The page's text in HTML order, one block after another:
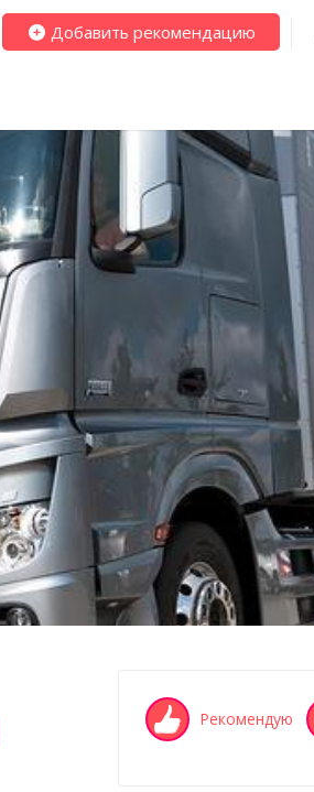
Добавить рекомендацию
Рекомендую